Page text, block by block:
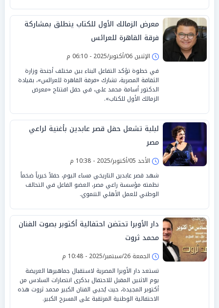
معرض الزمالك الأول للكتاب ينطلق بمشاركة
فرقة القاهرة للعرائس
الإثنين 06/أكتوبر/2025 - 06:10 م
في خطوة تؤكد التفاعل البناء بين مختلف أجنحة وزارة
الثقافة المصرية، تشارك «فرقة القاهرة للعرائس»، بقيادة
الدكتور أسامة محمد علي، في حفل افتتاح «معرض
الزمالك الأول للكتاب».
لبلبة تشعل حفل قصر عابدين بأغنية لراعي
مصر
الأحد 05/أكتوبر/2025 - 10:38 م
شهد قصر عابدين التاريخي مساء اليوم، حفلاً خيرياً ضخماً
نظمته مؤسسة راعي مصر، العضو الفاعل في التحالف
الوطني للعمل الأهلي التنموي.
دار الأوبرا تحتضن احتفالية أكتوبر بصوت الفنان
محمد ثروت
الجمعة 26/سبتمبر/2025 - 10:48 م
تستعد دار الأوبرا المصرية لاستقبال جماهيرها العريضة
يوم الاثنين المقبل للاحتفال بذكرى انتصارات السادس من
أكتوبر المجيدة، حيث يُحيي الفنان الكبير محمد ثروت هذه
الاحتفالية الوطنية المرتقبة على المسرح الكبير.